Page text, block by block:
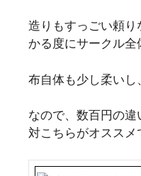
造りもすっごい頼
かる度にサークル全
布自体も少し柔いし
なので、数百円の
対こちらがオススメ